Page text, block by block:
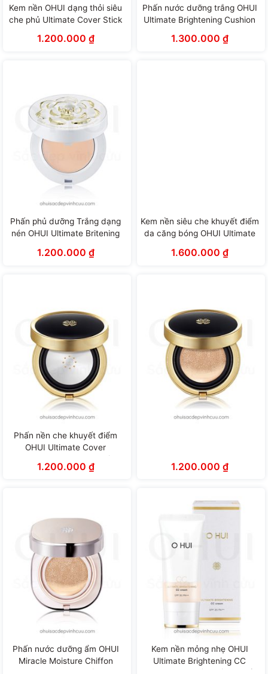
Kem nền OHUI dạng thỏi siêu
che phủ Ultimate Cover Stick
1.200.000 ₫
Phấn nước dưỡng trắng OHUI
Ultimate Brightening Cushion
1.300.000 ₫
Phấn phủ dưỡng Trắng dạng
nén OHUI Ultimate Britening
1.200.000 ₫
Kem nền siêu che khuyết điểm
da căng bóng OHUI Ultimate
SPF50+/PA +++ (50ml)
1.600.000 ₫
Phấn nền che khuyết điểm
OHUI Ultimate Cover
x 2 lõi)
1.200.000 ₫ 1.200.000 ₫
Phấn nước dưỡng ẩm OHUI
Miracle Moisture Chiffon
Kem nền mỏng nhẹ OHUI
Ultimate Brightening CC